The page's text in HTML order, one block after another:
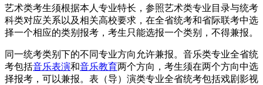
艺术类考生须根据本人专业特长，参照艺术类专业目录与统考
科类对应关系以及相关高校要求，在全省统考和省际联考中选
择一个相应的类别报考，考生只能选报一个类别，不得兼报。
同一统考类别下的不同专业方向允许兼报。音乐类专业全省统
考包括音乐表演和音乐教育两个方向，考生须在两个方向中选
择报考，可以兼报。表（导）演类专业全省统考包括戏剧影视